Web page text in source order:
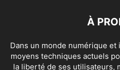
À
Dans un monde numérique
moyens techniques actuels
la liberté de ses utilisateurs,